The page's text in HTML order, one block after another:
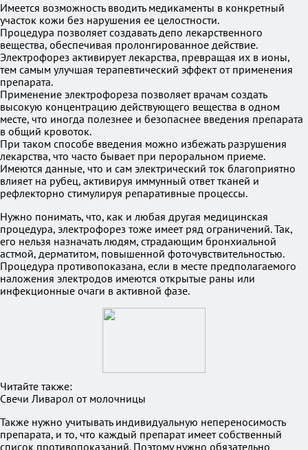
Имеется возможность вводить медикаменты в конкретный
участок кожи без нарушения ее целостности.
Процедура позволяет создавать депо лекарственного
вещества, обеспечивая пролонгированное действие.
Электрофорез активирует лекарства, превращая их в ионы,
тем самым улучшая терапевтический эффект от применения
препарата.
Применение электрофореза позволяет врачам создать
высокую концентрацию действующего вещества в одном
месте, что иногда полезнее и безопаснее введения препарата
в общий кровоток.
При таком способе введения можно избежать разрушения
лекарства, что часто бывает при пероральном приеме.
Имеются данные, что и сам электрический ток благоприятно
влияет на рубец, активируя иммунный ответ тканей и
рефлекторно стимулируя репаративные процессы.
Нужно понимать, что, как и любая другая медицинская
процедура, электрофорез тоже имеет ряд ограничений. Так,
его нельзя назначать людям, страдающим бронхиальной
астмой, дерматитом, повышенной фоточувствительностью.
Процедура противопоказана, если в месте предполагаемого
наложения электродов имеются открытые раны или
инфекционные очаги в активной фазе.
Читайте также:
Свечи Ливарол от молочницы
Также нужно учитывать индивидуальную непереносимость
препарата, и то, что каждый препарат имеет собственный
список противопоказаний. Поэтому нужно обязательно